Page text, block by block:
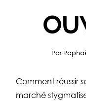
Par
Comment réussir
marché